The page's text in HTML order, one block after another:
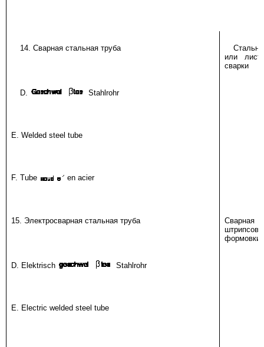
14. Сварная стальная труба
или
сварки
D. Stahlrohr
E. Welded steel tube
F. Tube en acier
15. Электросварная стальная труба
Сварная
формовки
D. Elektrisch Stahlrohr
E. Electric welded steel tube